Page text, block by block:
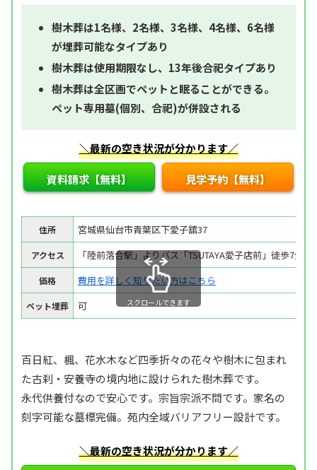
樹木葬は1名様、2名様、3名様、4名様、6名様
が埋葬可能なタイプあり
樹木葬は使用期限なし、13年後合祀タイプあり
樹木葬は全区画でペットと眠ることができる。
ペット専用墓(個別、合祀)が併設される
＼最新の空き状況が分かります／
資料請求【無料】 見学予約【無料】
住所 宮城県仙台市青葉区下愛子舘37
アクセス 「陸前落合駅」よりバス「TSUTAYA愛子店前」徒歩7分
価格 費用を詳しく知りたい方はこちら
ペット埋葬 可 スクロールできます
百日紅、楓、花水木など四季折々の花々や樹木に包まれ
た古刹・安養寺の境内地に設けられた樹木葬です。
永代供養付なので安心です。宗旨宗派不問です。家名の
刻字可能な墓標完備。苑内全域バリアフリー設計です。
＼最新の空き状況が分かります／